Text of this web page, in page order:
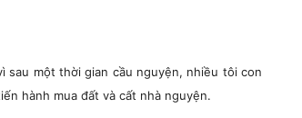
sau một thời gian cầu nguyện, nhiều tôi con
hành mua đất và cất nhà nguyện.